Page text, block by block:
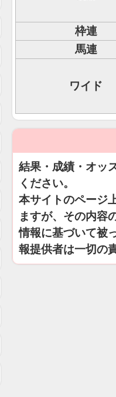
枠連
馬連
ワイド
結果・成績・オッ
ください。
本サイトのページ
ますが、その内容
情報に基づいて被
報提供者は一切の